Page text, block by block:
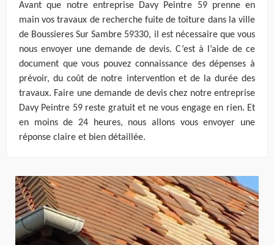
Avant que notre entreprise Davy Peintre 59 prenne en
main vos travaux de recherche fuite de toiture dans la ville
de Boussieres Sur Sambre 59330, il est nécessaire que vous
nous envoyer une demande de devis. C’est à l’aide de ce
document que vous pouvez connaissance des dépenses à
prévoir, du coût de notre intervention et de la durée des
travaux. Faire une demande de devis chez notre entreprise
Davy Peintre 59 reste gratuit et ne vous engage en rien. Et
en moins de 24 heures, nous allons vous envoyer une
réponse claire et bien détaillée.